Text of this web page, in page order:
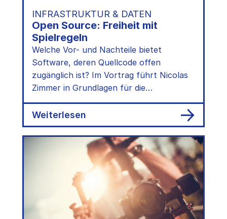
INFRASTRUKTUR & DATEN
Open Source: Freiheit mit
Spielregeln
Welche Vor- und Nachteile bietet
Software, deren Quellcode offen
zugänglich ist? Im Vortrag führt Nicolas
Zimmer in Grundlagen für die
Entwicklung digitaler (Kultur-)Projekte
auf Open…
Weiterlesen
Open
Freiheit
mit
Spielregeln